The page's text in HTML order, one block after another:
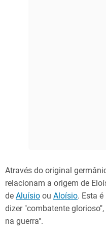
Através do original
relacionam a origem de
de Aluísio ou Aloísio. Esta
dizer "combatente
na guerra".